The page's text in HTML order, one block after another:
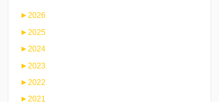
►2026
► 2025
► 2024
► 2023
► 2022
► 2021